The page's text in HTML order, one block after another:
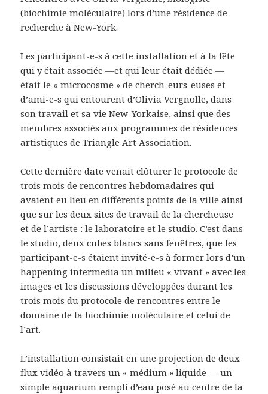
(biochimie moléculaire) lors d’une résidence de
recherche à New-York.
Les participant-e-s à cette installation et à la fête
qui y était associée —et qui leur était dédiée —
était le « microcosme » de cherch-eurs-euses et
d’ami-e-s qui entourent d’Olivia Vergnolle, dans
son travail et sa vie New-Yorkaise, ainsi que des
membres associés aux programmes de résidences
artistiques de Triangle Art Association.
Cette dernière date venait clôturer le protocole de
trois mois de rencontres hebdomadaires qui
avaient eu lieu en différents points de la ville ainsi
que sur les deux sites de travail de la chercheuse
et de l’artiste : le laboratoire et le studio. C’est dans
le studio, deux cubes blancs sans fenêtres, que les
participant-e-s étaient invité-e-s à former lors d’un
happening intermedia un milieu « vivant » avec les
images et les discussions développées durant les
trois mois du protocole de rencontres entre le
domaine de la biochimie moléculaire et celui de
l’art.
L’installation consistait en une projection de deux
flux vidéo à travers un « médium » liquide — un
simple aquarium rempli d’eau posé au centre de la